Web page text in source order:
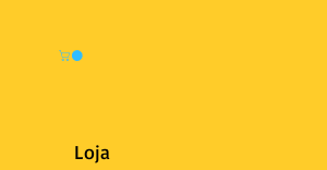
Loja